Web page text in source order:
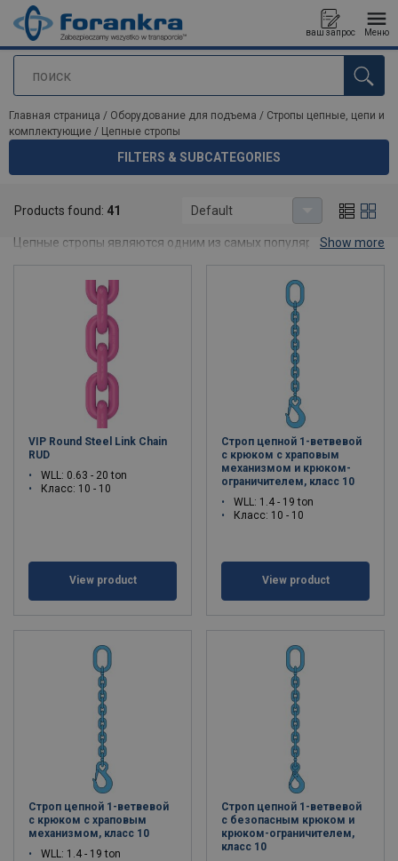
поиск
ваш запрос Меню
Продукт добавлен в ваш запрос
Главная страница / Оборудование для подъема / Стропы цепные, цепи и
комплектующие / Цепные стропы
FILTERS & SUBCATEGORIES
Forankra является производителем цепных стропов в Польше.
Цепные стропы являются одним из самых популярных
магазинах,а также для продажи через канал e-commerce.
Show more
Products found: 41 Default
VIP Round Steel Link Chain
RUD
WLL: 0.63 - 20 ton
Класс: 10 - 10
View product
Строп цепной 1-ветвевой
с крюком с храповым
механизмом и крюком-
ограничителем, класс 10
WLL: 1.4 - 19 ton
Класс: 10 - 10
View product
Строп цепной 1-ветвевой
с крюком с храповым
механизмом, класс 10
WLL: 1.4 - 19 ton
Строп цепной 1-ветвевой
с безопасным крюком и
крюком-ограничителем,
класс 10